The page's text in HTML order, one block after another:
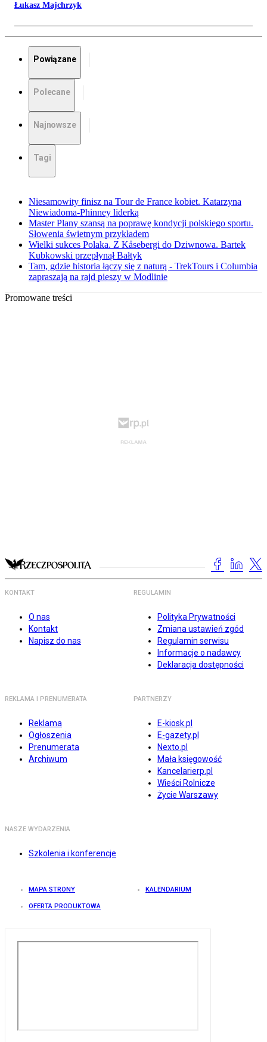
Łukasz Majchrzyk
Powiązane
Polecane
Najnowsze
Tagi
Niesamowity finisz na Tour de France kobiet. Katarzyna
Niewiadoma-Phinney liderką
Master Plany szansą na poprawę kondycji polskiego sportu.
Słowenia świetnym przykładem
Wielki sukces Polaka. Z Kåsebergi do Dziwnowa. Bartek
Kubkowski przepłynął Bałtyk
Tam, gdzie historia łączy się z naturą - TrekTours i Columbia
zapraszają na rajd pieszy w Modlinie
Promowane treści
KONTAKT
O nas
Kontakt
Napisz do nas
REGULAMIN
Polityka Prywatności
Zmiana ustawień zgód
Regulamin serwisu
Informacje o nadawcy
Deklaracja dostępności
REKLAMA I PRENUMERATA
Reklama
Ogłoszenia
Prenumerata
Archiwum
PARTNERZY
E-kiosk.pl
E-gazety.pl
Nexto.pl
Mała księgowość
Kancelarierp.pl
Wieści Rolnicze
Życie Warszawy
NASZE WYDARZENIA
Szkolenia i konferencje
MAPA STRONY KALENDARIUM
OFERTA PRODUKTOWA